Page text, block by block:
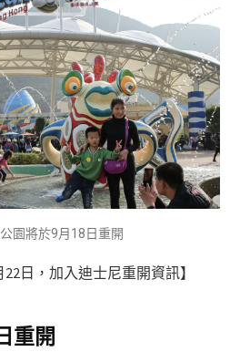
園將於9月18日重開
22日，加入迪士尼重開資訊】
重開